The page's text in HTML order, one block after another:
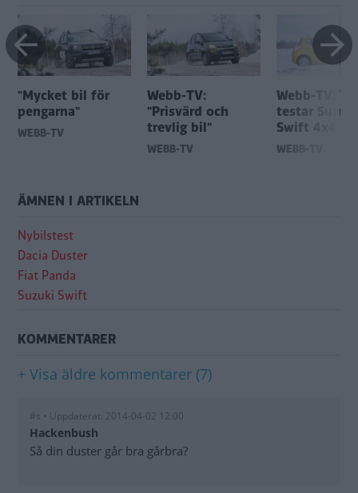
"Mycket bil för
pengarna"
WEBB-TV
Webb-TV:
"Prisvärd och
trevlig bil"
WEBB-TV
Webb-TV: Vi
testar Suzuki
Swift 4x4
WEBB-TV
ÄMNEN I ARTIKELN
Nybilstest
Dacia Duster
Fiat Panda
Suzuki Swift
KOMMENTARER
+ Visa äldre kommentarer (7)
#s • Uppdaterat: 2014-04-02 12:00
Hackenbush
Så din duster går bra gårbra?